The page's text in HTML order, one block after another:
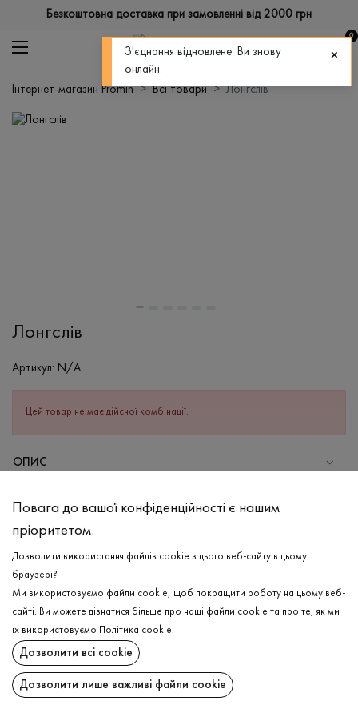
Безкоштовна доставка при замовленні від 2000 грн
0
Інтернет-магазин Promin Всі товари Лонгслів
Лонгслів
Артикул: N/A
Цей товар не має дійсної комбінації.
ОПИС
сезону- чорно-білу смужку. Виріб прямого фасону, круглою
головиною та довгим рукавом. По тілу лягає ніжно та легко,
надаючи відчуття комфорту в різну погоду, адже в складі
бавовна та еластан, які гармонічно поєднують в собі
практичність та зручність. Влучно комбінується як і з
джинсовими шортами, так і з класичними брюками!
СКЛАД
Бавовна - 95%, Еластан - 5%
ДОГЛЯД
ДОСТАВКА
ПОВЕРНЕННЯ
Повага до вашої конфіденційності є нашим
пріоритетом.
Дозволити використання файлів cookie з цього веб-сайту в цьому
браузері?
Ми використовуємо файли cookie, щоб покращити роботу на цьому веб-
сайті. Ви можете дізнатися більше про наші файли cookie та про те, як ми
їх використовуємо
Політика cookie.
Дозволити всі cookie
Дозволити лише важливі файли cookie
З'єднання відновлене. Ви знову
онлайн.